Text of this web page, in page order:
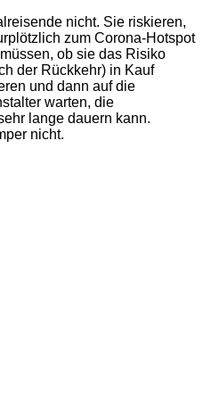
nicht. Sie riskieren,
zum Corona-Hotspot
ob sie das Risiko
der Rückkehr) in Kauf
und dann auf die
warten, die
lange dauern kann.
nicht.